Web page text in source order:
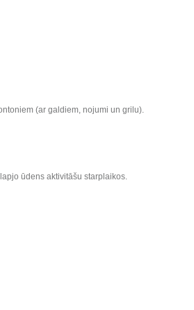
(ar galdiem, nojumi un grilu).
ūdens aktivitāšu starplaikos.